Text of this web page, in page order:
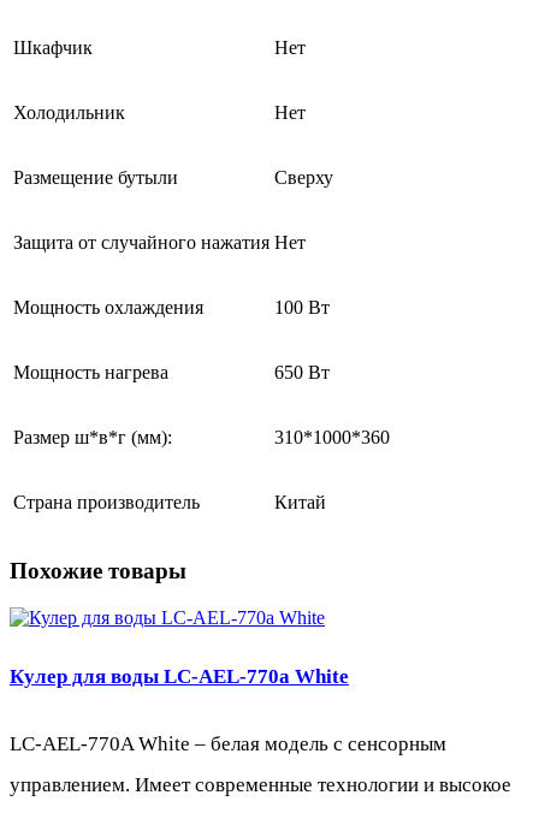
Шкафчик Нет
Холодильник Нет
Размещение бутыли Сверху
Защита от случайного нажатия Нет
Мощность охлаждения 100 Вт
Мощность нагрева 650 Вт
Размер ш*в*г (мм): 310*1000*360
Страна производитель Китай
Похожие товары
Кулер для воды LC-AEL-770a White
LC-AEL-770A White – белая модель с сенсорным
управлением. Имеет современные технологии и высокое